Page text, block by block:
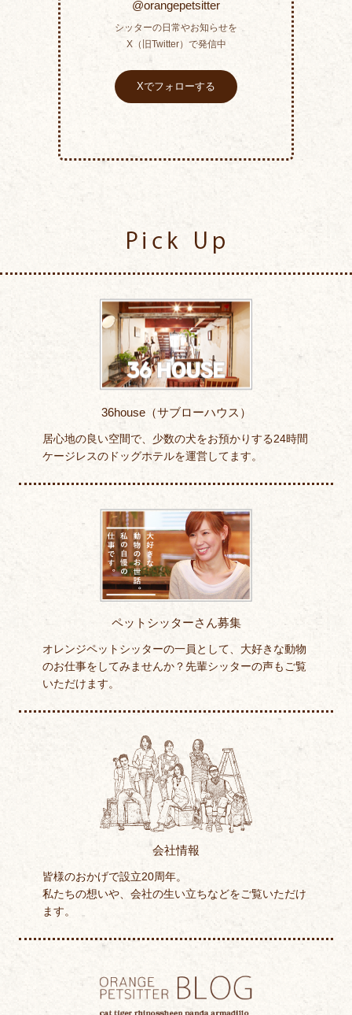
@orangepetsitter
シッターの日常やお知らせを
X（旧Twitter）で発信中
Xでフォローする
36house（サブローハウス）
居心地の良い空間で、少数の犬をお預かりする24時間
ケージレスのドッグホテルを運営してます。
ペットシッターさん募集
オレンジペットシッターの一員として、大好きな動物
のお仕事をしてみませんか？先輩シッターの声もご覧
いただけます。
会社情報
皆様のおかげで設立20周年。
私たちの想いや、会社の生い立ちなどをご覧いただけ
ます。